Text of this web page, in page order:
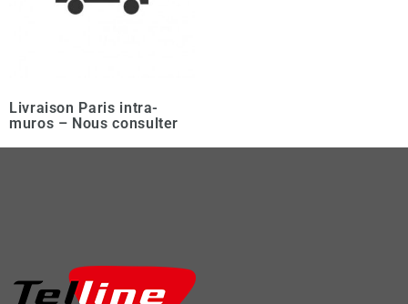
Livraison Paris intra-
muros – Nous consulter